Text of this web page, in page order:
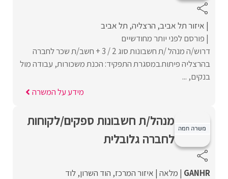
איזור תל אביב הרצליה תל אביב
פורסם לפני יותר מחודשיים
דרוש/ה מנהל /ת חשבונות סוג 2 / 3 + חשב/ת שכר לחברה
בהרצליה פיתוח.במסגרת התפקיד: הכנת משכורות, עבודה מול
בנקים, ...
מידע על המשרה
מנהל/ת חשבונות ספקים/לקוחות
לחברה גלובלית
GANHR מלאה איזור המרכז הוד השרון לוד